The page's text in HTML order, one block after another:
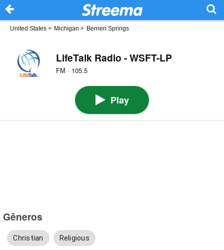
United States > Michigan > Berrien Springs
LifeTalk Radio - WSFT-LP
FM · 105.5
Play
Gêneros
Christian Religious